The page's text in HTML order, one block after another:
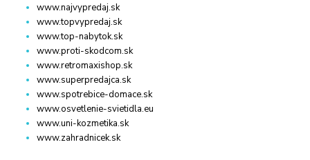
www.najvypredaj.sk
www.topvypredaj.sk
www.top-nabytok.sk
www.proti-skodcom.sk
www.retromaxishop.sk
www.superpredajca.sk
www.spotrebice-domace.sk
www.osvetlenie-svietidla.eu
www.uni-kozmetika.sk
www.zahradnicek.sk